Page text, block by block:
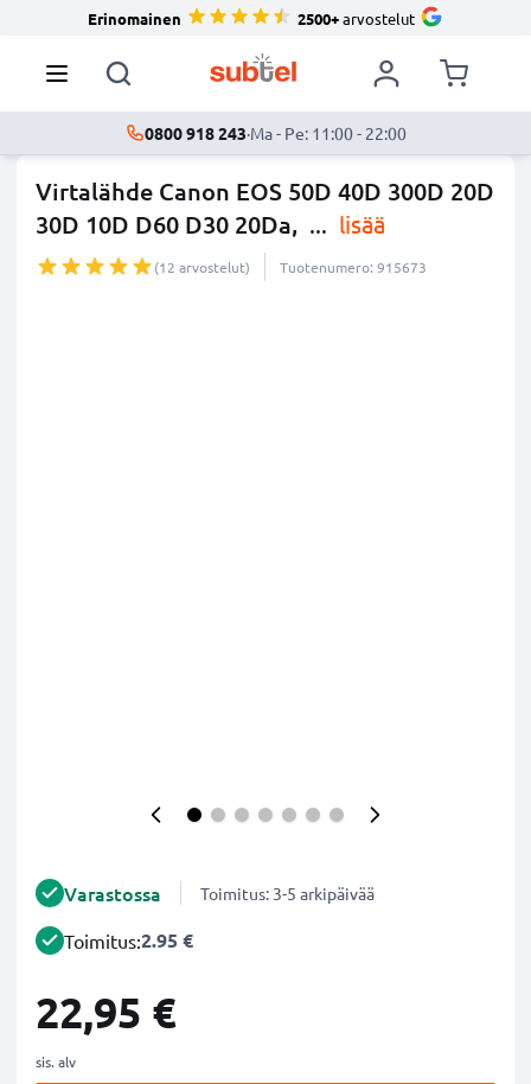
Erinomainen 2500+arvostelut
0800 918 243·Ma - Pe: 11:00 - 22:00
Virtalähde Canon EOS 50D 40D 300D 20D
30D 10D D60 D30 20Da, ... lisää
(12 arvostelut) Tuotenumero: 915673
Varastossa Toimitus: 3-5 arkipäivää
Toimitus:2.95 €
22,95 €
sis. alv